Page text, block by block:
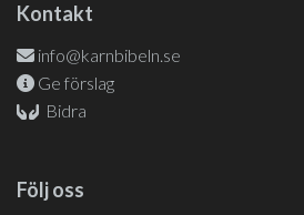
Kontakt
info@karnbibeln.se
Ge förslag
Bidra
Följ oss